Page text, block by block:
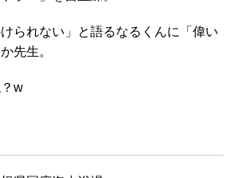
られない」と語るなるくんに「偉い
先生。
w